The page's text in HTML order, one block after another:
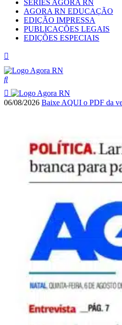
SÉRIES AGORA RN
AGORA RN EDUCAÇÃO
EDIÇÃO IMPRESSA
PUBLICAÇÕES LEGAIS
EDIÇÕES ESPECIAIS
06/08/2026 Baixe AQUI o PDF da